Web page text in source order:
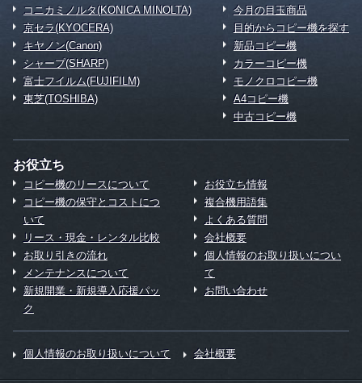
コニカミノルタ(KONICA MINOLTA)
京セラ(KYOCERA)
キヤノン(Canon)
シャープ(SHARP)
富士フイルム(FUJIFILM)
東芝(TOSHIBA)
今月の目玉商品
目的からコピー機を探す
新品コピー機
カラーコピー機
モノクロコピー機
A4コピー機
中古コピー機
お役立ち
コピー機のリースについて
コピー機の保守とコストにつ
いて
リース・現金・レンタル比較
お取り引きの流れ
メンテナンスについて
新規開業・新規導入応援パッ
ク
お役立ち情報
複合機用語集
よくある質問
会社概要
個人情報のお取り扱いについ
て
お問い合わせ
個人情報のお取り扱いについて 会社概要